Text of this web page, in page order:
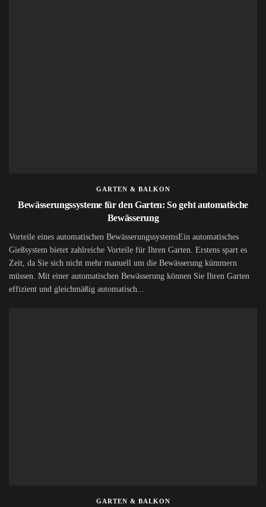
GARTEN & BALKON
Bewässerungssysteme für den Garten: So geht automatische
Bewässerung
Vorteile eines automatischen BewässerungssystemsEin automatisches
Gießsystem bietet zahlreiche Vorteile für Ihren Garten. Erstens spart es
Zeit, da Sie sich nicht mehr manuell um die Bewässerung kümmern
müssen. Mit einer automatischen Bewässerung können Sie Ihren Garten
effizient und gleichmäßig automatisch...
GARTEN & BALKON